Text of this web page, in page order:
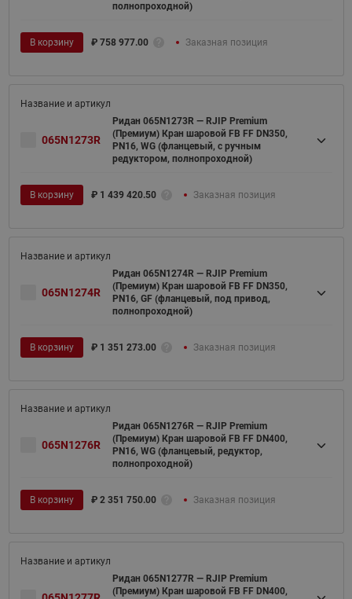
полнопроходной)
В корзину ₽ 758 977.00 Заказная позиция
065N1273R
Ридан 065N1273R — RJIP Premium
(Премиум) Кран шаровой FB FF DN350,
PN16, WG (фланцевый, с ручным
редуктором, полнопроходной)
В корзину ₽ 1 439 420.50 Заказная позиция
065N1274R
Ридан 065N1274R — RJIP Premium
(Премиум) Кран шаровой FB FF DN350,
PN16, GF (фланцевый, под привод,
полнопроходной)
В корзину ₽ 1 351 273.00 Заказная позиция
065N1276R
Ридан 065N1276R — RJIP Premium
(Премиум) Кран шаровой FB FF DN400,
PN16, WG (фланцевый, редуктор,
полнопроходной)
В корзину ₽ 2 351 750.00 Заказная позиция
Ридан 065N1277R — RJIP Premium
(Премиум) Кран шаровой FB FF DN400,